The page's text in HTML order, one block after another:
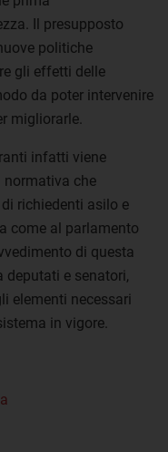
Il presupposto
politiche
gli effetti delle
da poter intervenire
migliorarle.
infatti viene
che
richiedenti asilo e
come al parlamento
di questa
deputati e senatori,
elementi necessari
in vigore.